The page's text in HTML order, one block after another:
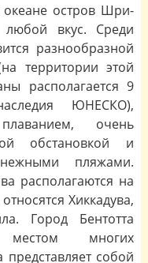
остров Шри-
любой вкус. Среди
разнообразной
территории этой
располагается 9
ЮНЕСКО),
очень
обстановкой и
пляжами.
располагаются на
Хиккадува,
Город Бентотта
местом многих
собой